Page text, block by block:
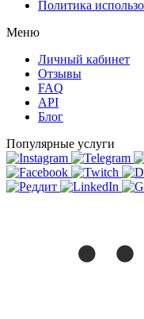
Политика
Меню
Личный кабинет
Отзывы
FAQ
API
Блог
Популярные услуги